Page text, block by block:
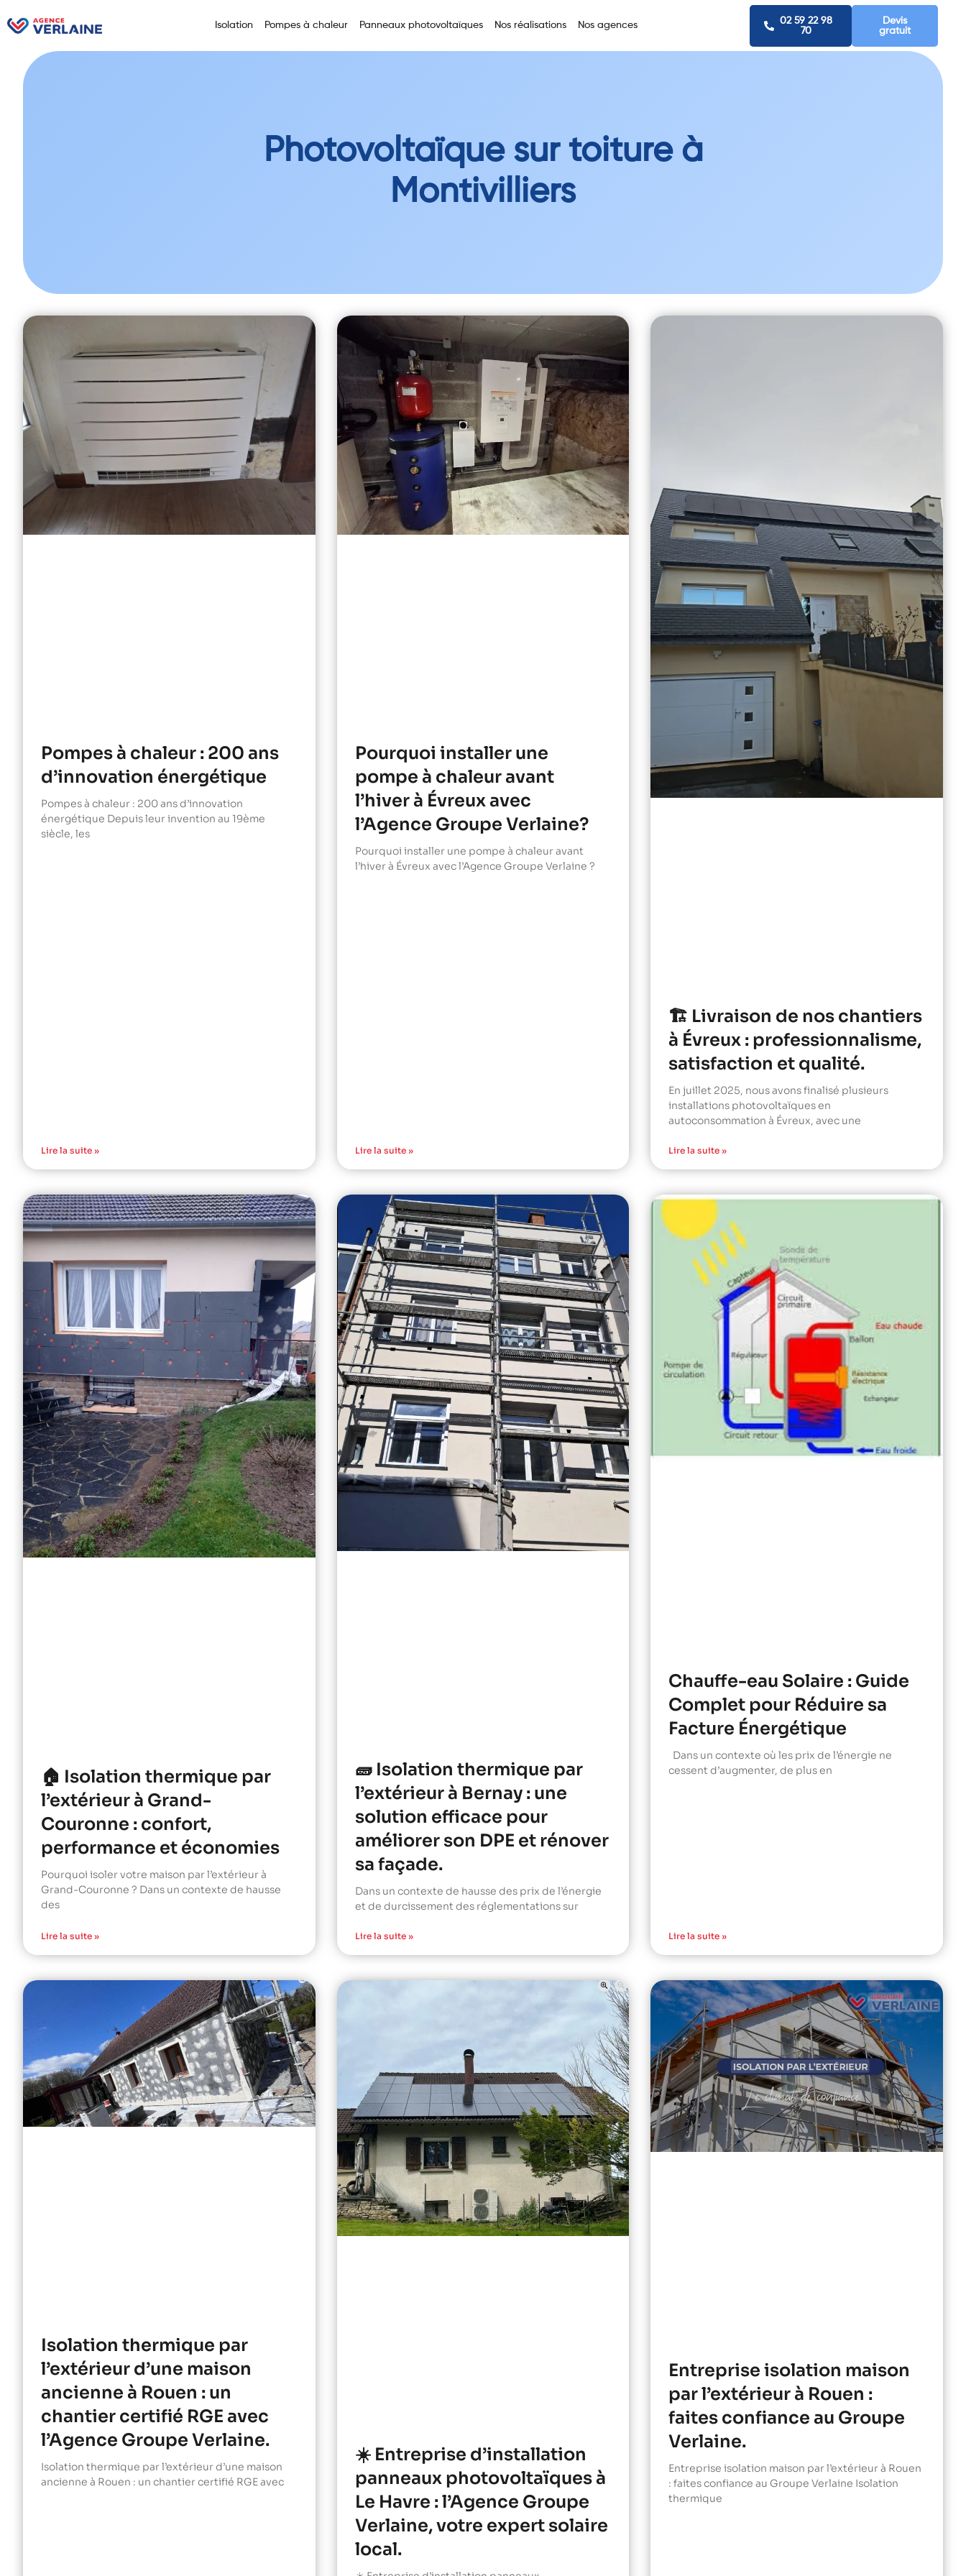
Isolation Pompes à chaleur Panneaux photovoltaïques Nos réalisations Nos agences
02 59 22 98
70
Devis
gratuit
Photovoltaïque sur toiture à
Montivilliers
Pompes à chaleur : 200 ans
d’innovation énergétique
Pompes à chaleur : 200 ans d’innovation
énergétique Depuis leur invention au 19ème
siècle, les
Lire la suite »
Pourquoi installer une
pompe à chaleur avant
l’hiver à Évreux avec
l’Agence Groupe Verlaine?
Pourquoi installer une pompe à chaleur avant
l’hiver à Évreux avec l’Agence Groupe Verlaine ?
Lire la suite »
🏗️ Livraison de nos chantiers
à Évreux : professionnalisme,
satisfaction et qualité.
En juillet 2025, nous avons finalisé plusieurs
installations photovoltaïques en
autoconsommation à Évreux, avec une
Lire la suite »
🏠 Isolation thermique par
l’extérieur à Grand-
Couronne : confort,
performance et économies
Pourquoi isoler votre maison par l’extérieur à
Grand-Couronne ? Dans un contexte de hausse
des
Lire la suite »
🧱 Isolation thermique par
l’extérieur à Bernay : une
solution efficace pour
améliorer son DPE et rénover
sa façade.
Dans un contexte de hausse des prix de l’énergie
et de durcissement des réglementations sur
Lire la suite »
Chauffe-eau Solaire : Guide
Complet pour Réduire sa
Facture Énergétique
Dans un contexte où les prix de l’énergie ne
cessent d’augmenter, de plus en
Lire la suite »
Isolation thermique par
l’extérieur d’une maison
ancienne à Rouen : un
chantier certifié RGE avec
l’Agence Groupe Verlaine.
Isolation thermique par l’extérieur d’une maison
ancienne à Rouen : un chantier certifié RGE avec
☀️ Entreprise d’installation
panneaux photovoltaïques à
Le Havre : l’Agence Groupe
Verlaine, votre expert solaire
local.
Entreprise isolation maison
par l’extérieur à Rouen :
faites confiance au Groupe
Verlaine.
Entreprise isolation maison par l’extérieur à Rouen
: faites confiance au Groupe Verlaine Isolation
thermique